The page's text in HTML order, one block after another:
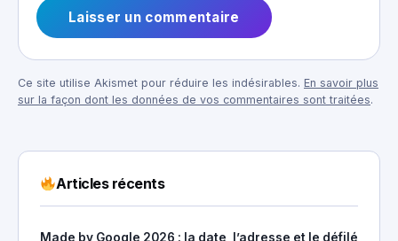
Ce site utilise Akismet pour réduire les indésirables. En savoir plus
sur la façon dont les données de vos commentaires sont traitées.
Articles récents
Made by Google 2026 : la date, l’adresse et le défilé